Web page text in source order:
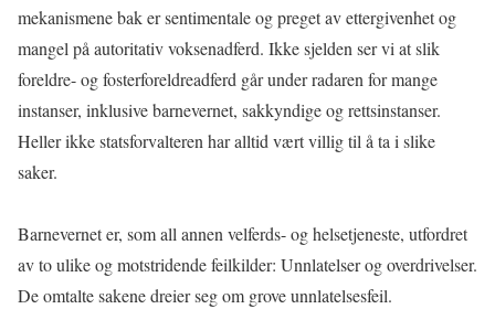
mekanismene bak er sentimentale og preget av ettergivenhet og
mangel på autoritativ voksenadferd. Ikke sjelden ser vi at slik
foreldre- og fosterforeldreadferd går under radaren for mange
instanser, inklusive barnevernet, sakkyndige og rettsinstanser.
Heller ikke statsforvalteren har alltid vært villig til å ta i slike
saker.
Barnevernet er, som all annen velferds- og helsetjeneste, utfordret
av to ulike og motstridende feilkilder: Unnlatelser og overdrivelser.
De omtalte sakene dreier seg om grove unnlatelsesfeil.